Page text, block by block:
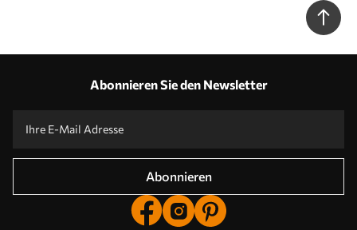
Abonnieren Sie den Newsletter
Abonnieren